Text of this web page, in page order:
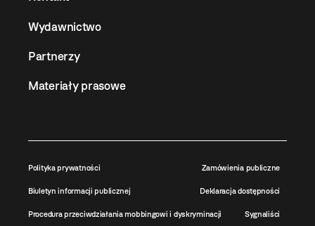
Wydawnictwo
Partnerzy
Materiały prasowe
Polityka prywatności Zamówienia publiczne
Biuletyn informacji publicznej Deklaracja dostępności
Procedura przeciwdziałania mobbingowi i dyskryminacji Sygnaliści